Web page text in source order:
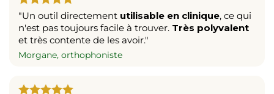
"Un outil directement utilisable en clinique, ce qui
n'est pas toujours facile à trouver. Très polyvalent
et très contente de les avoir."
Morgane, orthophoniste